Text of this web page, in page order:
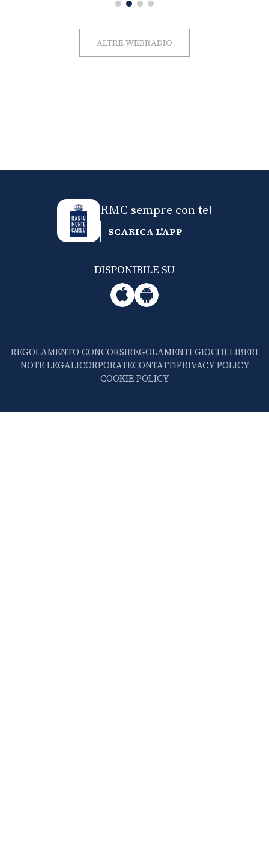
ALTRE WEBRADIO
RMC sempre con te!
SCARICA L'APP
DISPONIBILE SU
REGOLAMENTO CONCORSIREGOLAMENTI GIOCHI LIBERI
NOTE LEGALICORPORATECONTATTIPRIVACY POLICY
COOKIE POLICY